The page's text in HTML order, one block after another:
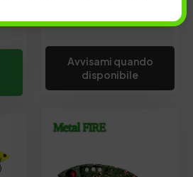
Avvisami quando
disponibile